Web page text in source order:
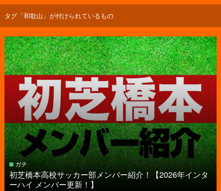
タグ「和歌山」が付けられているもの
ガチ
初芝橋本高校サッカー部メンバー紹介！【2026年インタ
ーハイ メンバー更新！】